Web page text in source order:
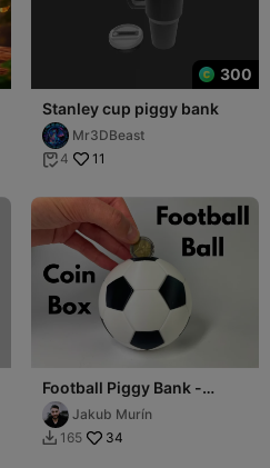
300
Stanley cup piggy bank
Mr3DBeast
 4 11
Football Piggy Bank -
Soccer Coin Box
Jakub Murín
 165 34